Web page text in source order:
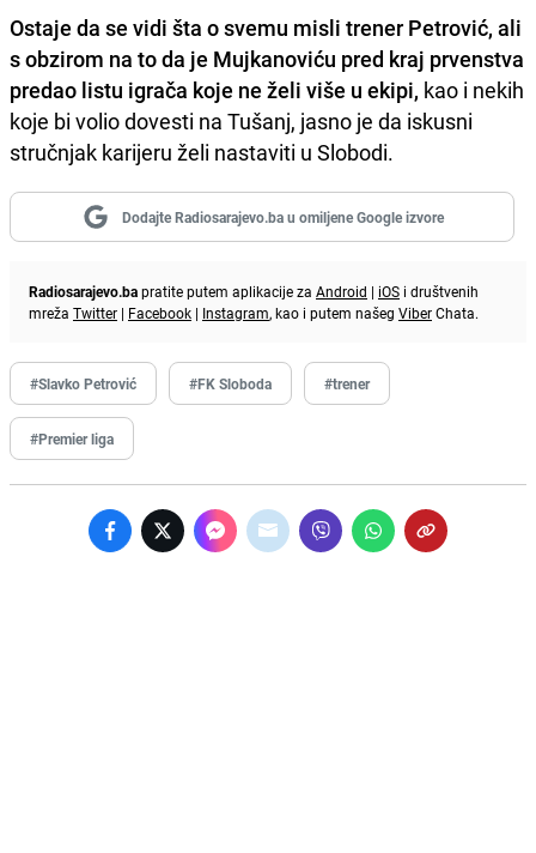
Ostaje da se vidi šta o svemu misli trener Petrović, ali
s obzirom na to da je Mujkanoviću pred kraj prvenstva
predao listu igrača koje ne želi više u ekipi, kao i nekih
koje bi volio dovesti na Tušanj, jasno je da iskusni
stručnjak karijeru želi nastaviti u Slobodi.
Dodajte Radiosarajevo.ba u omiljene Google izvore
Radiosarajevo.bapratite putem aplikacije za Android | iOS i društvenih
mreža Twitter | Facebook | Instagram, kao i putem našeg ViberChata.
#Slavko Petrović #FK Sloboda #trener
#Premier liga